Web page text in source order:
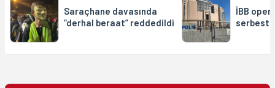
Saraçhane davasında
“derhal beraat” reddedildi
İBB
serbest